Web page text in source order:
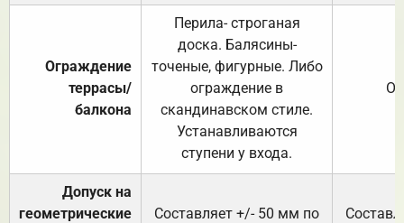
Ограждение
террасы/
балкона
Перила- строганая
доска. Балясины-
точеные, фигурные. Либо
ограждение в
скандинавском стиле.
Устанавливаются
ступени у входа.
Допуск на
геометрические
Составляет +/- 50 мм по